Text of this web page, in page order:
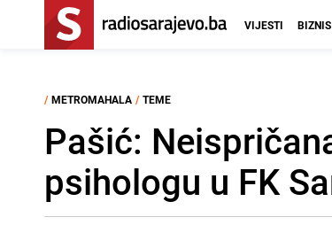
VIJESTI BIZNIS
/ METROMAHALA / TEME
Pašić:
psihologu u FK